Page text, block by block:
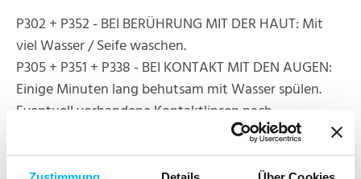
P302 + P352 - BEI BERÜHRUNG MIT DER HAUT: Mit
viel Wasser / Seife waschen.
P305 + P351 + P338 - BEI KONTAKT MIT DEN AUGEN:
Einige Minuten lang behutsam mit Wasser spülen.
Eventuell vorhandene Kontaktlinsen nach
Möglichkeit entfernen. Weiter spülen.
P301 + P312 - BEI VERSCHLUCKEN: Bei Unwohlsein